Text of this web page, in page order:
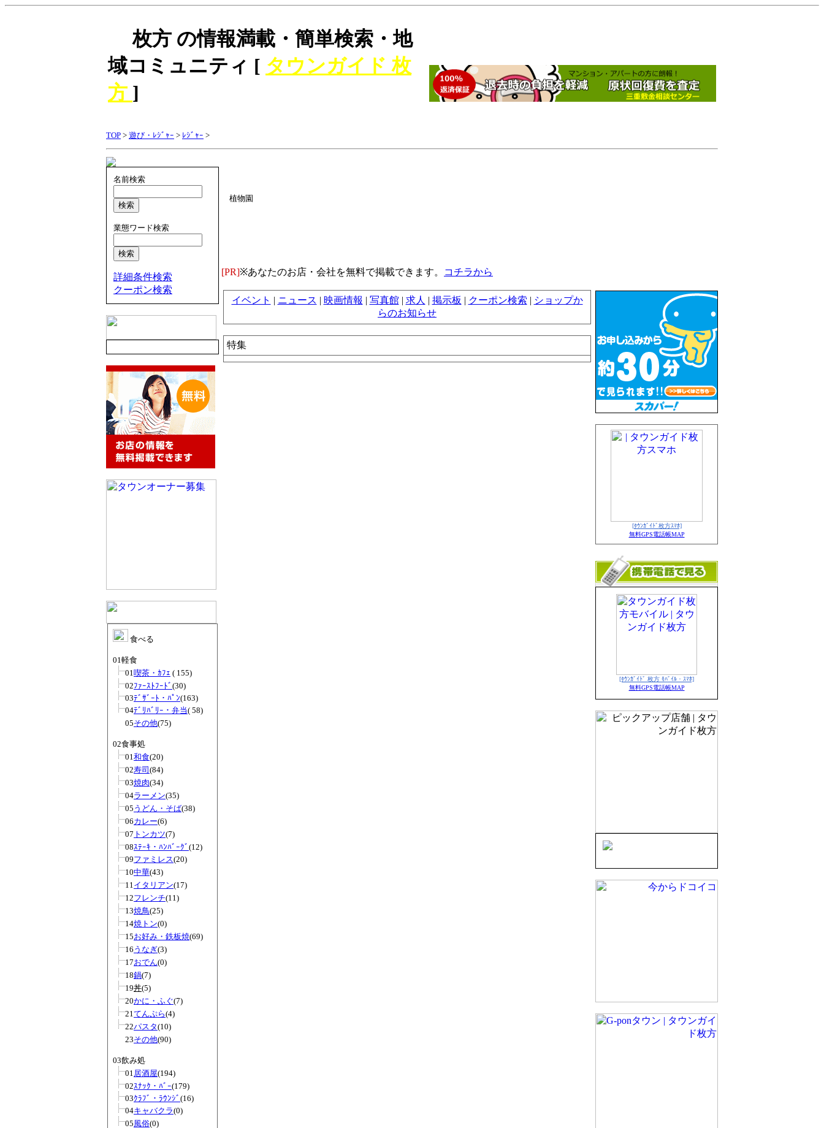
枚方 の情報満載・簡単検索・地
域コミュニティ [ タウンガイド 枚
方 ]
TOP > 遊び・ﾚｼﾞｬｰ > ﾚｼﾞｬｰ >
名前検索
業態ワード検索
詳細条件検索
クーポン検索
食べる
01軽食
01喫茶・ｶﾌｪ ( 155)
02ﾌｧｰｽﾄﾌｰﾄﾞ (30)
03ﾃﾞｻﾞｰﾄ・ﾊﾟﾝ(163)
04ﾃﾞﾘﾊﾞﾘｰ・弁当( 58)
05その他(75)
02食事処
01和食(20)
02寿司 (84)
03焼肉(34)
04ラーメン(35)
05 うどん・そば(38)
06カレー(6)
07 トンカツ(7)
08ｽﾃｰｷ・ﾊﾝﾊﾞｰｸﾞ (12)
09ファミレス(20)
10中華(43)
11イタリアン(17)
12フレンチ(11)
13焼鳥(25)
14焼トン(0)
15お好み・鉄板焼(69)
16 うなぎ(3)
17おでん(0)
18鍋(7)
19丼(5)
20かに・ふぐ(7)
21てんぷら(4)
22パスタ(10)
23その他(90)
03飲み処
01居酒屋(194)
02ｽﾅｯｸ・ﾊﾞｰ(179)
03ｸﾗﾌﾞ・ﾗｳﾝｼﾞ (16)
04キャバクラ(0)
05風俗(0)
植物園
[ﾀｳﾝｶﾞｲﾄﾞ枚方ｽﾏﾎ]
無料GPS電話帳MAP
[ﾀｳﾝｶﾞｲﾄﾞ 枚方 ﾓﾊﾞｲﾙ・ｽﾏﾎ]
無料GPS電話帳MAP
[PR]※あなたのお店・会社を無料で掲載できます。 コチラから
イベント | ニュース | 映画情報 | 写真館| 求人 | 掲示板 | クーポン検索 | ショップか
らのお知らせ
特集